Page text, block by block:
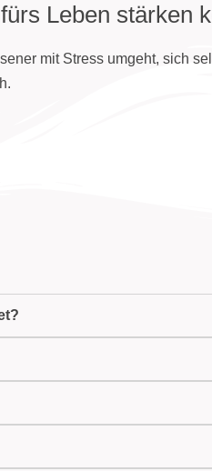
Leben stärken
mit Stress umgeht, sich